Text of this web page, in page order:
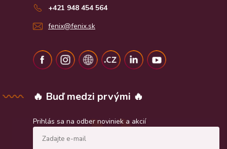
+421 948 454 564
fenix@fenix.sk
🔥 Buď medzi prvými 🔥
Prihlás sa na odber noviniek a akcií